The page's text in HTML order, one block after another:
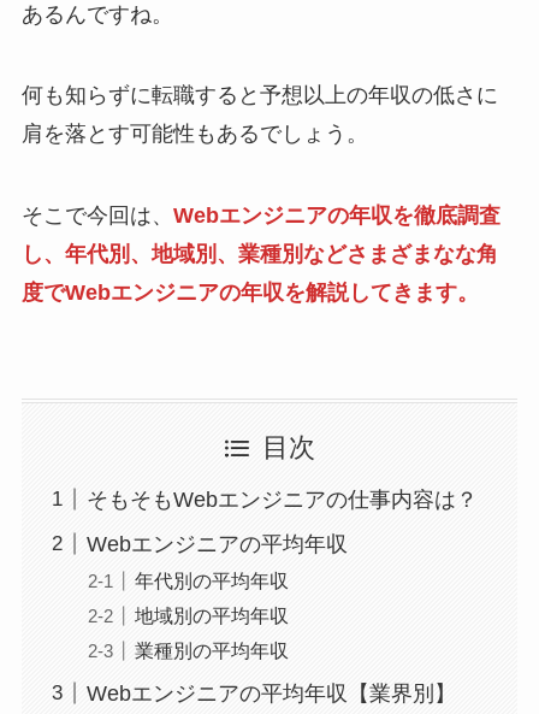
あるんですね。
何も知らずに転職すると予想以上の年収の低さに
肩を落とす可能性もあるでしょう。
そこで今回は、 Webエンジニアの年収を徹底調査
し、年代別、地域別、業種別などさまざまなな角
度でWebエンジニアの年収を解説してきます。
目次
そもそもWebエンジニアの仕事内容は？
Webエンジニアの平均年収
年代別の平均年収
地域別の平均年収
業種別の平均年収
Webエンジニアの平均年収【業界別】